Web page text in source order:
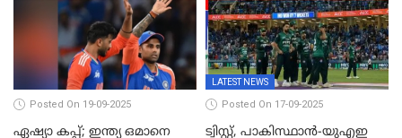
Posted On 19-09-2025
ഏഷ്യാ കപ്പ്; ഇന്ത്യ ഒമാനെ
LATEST NEWS
Posted On 17-09-2025
ട്വിസ്റ്റ്, പാകിസ്ഥാൻ-യുഎഇ